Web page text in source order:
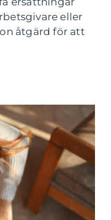
eller
åtgärd för att